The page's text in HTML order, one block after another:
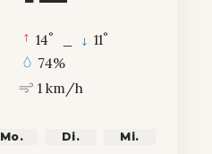
14° 11°
74%
1 km/h
Mo. Di. Mi.